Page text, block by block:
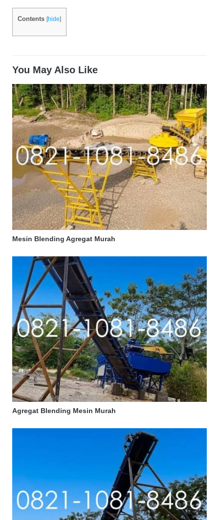
Contents [hide]
You May Also Like
Mesin Blending Agregat Murah
Agregat Blending Mesin Murah